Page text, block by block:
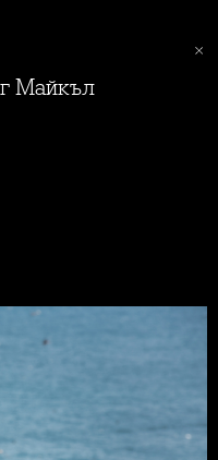
Майкъл